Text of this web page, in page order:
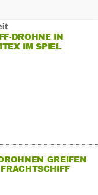
DROHNE IN
IM SPIEL
GREIFEN